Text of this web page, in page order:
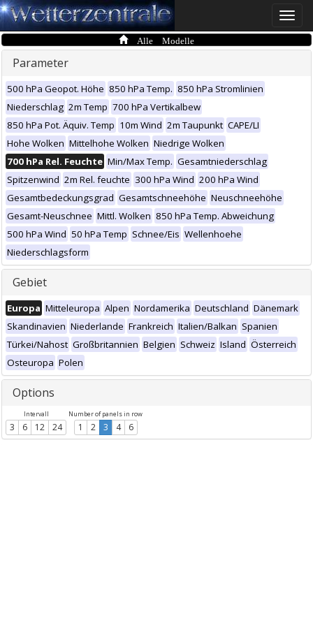
Toggle
Alle Modelle
Parameter
500 hPa Geopot. Höhe 850 hPa Temp. 850 hPa Stromlinien
Niederschlag 2m Temp 700 hPa Vertikalbew
850 hPa Pot. Äquiv. Temp 10m Wind 2m Taupunkt CAPE/LI
Hohe Wolken Mittelhohe Wolken Niedrige Wolken
700 hPa Rel. Feuchte Min/Max Temp. Gesamtniederschlag
Spitzenwind 2m Rel. feuchte 300 hPa Wind 200 hPa Wind
Gesamtbedeckungsgrad Gesamtschneehöhe Neuschneehöhe
Gesamt-Neuschnee Mittl. Wolken 850 hPa Temp. Abweichung
500 hPa Wind 50 hPa Temp Schnee/Eis Wellenhoehe
Niederschlagsform
Gebiet
Europa Mitteleuropa Alpen Nordamerika Deutschland Dänemark
Skandinavien Niederlande Frankreich Italien/Balkan Spanien
Türkei/Nahost Großbritannien Belgien Schweiz Island Österreich
Osteuropa Polen
Options
Intervall
3 6 12 24
Number of panels in row
1 2 3 4 6